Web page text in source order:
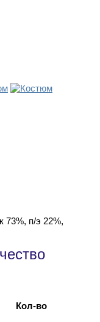
73%, п/э 22%,
Кол-во